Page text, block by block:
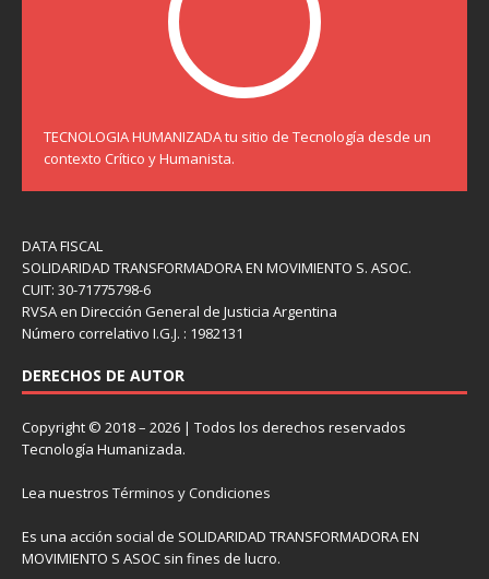
TECNOLOGIA HUMANIZADA tu sitio de Tecnología desde un
contexto Crítico y Humanista.
DATA FISCAL
SOLIDARIDAD TRANSFORMADORA EN MOVIMIENTO S. ASOC.
CUIT: 30-71775798-6
RVSA en Dirección General de Justicia Argentina
Número correlativo I.G.J. : 1982131
DERECHOS DE AUTOR
Copyright © 2018 – 2026 | Todos los derechos reservados
Tecnología Humanizada.
Lea nuestros Términos y Condiciones
Es una acción social de SOLIDARIDAD TRANSFORMADORA EN
MOVIMIENTO S ASOC sin fines de lucro.